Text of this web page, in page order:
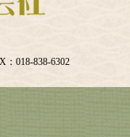
018-838-6302